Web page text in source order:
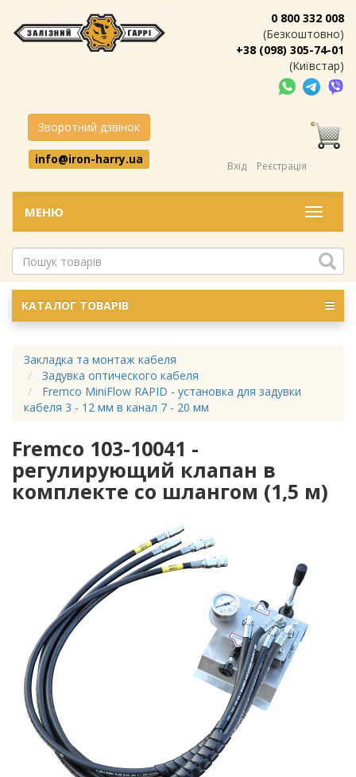
0 800 332 008
(Безкоштовно)
+38 (098) 305-74-01
(Київстар)
Зворотний дзвінок
info@iron-harry.ua
Вхід Реєстрація
Меню
МЕНЮ
КАТАЛОГ ТОВАРІВ
Закладка та монтаж кабеля
Задувка оптического кабеля
Fremco MiniFlow RAPID - установка для задувки
кабеля 3 - 12 мм в канал 7 - 20 мм
Fremco 103-10041 -
регулирующий клапан в
комплекте со шлангом (1,5 м)